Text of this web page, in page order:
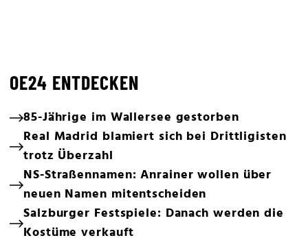
OE24 ENTDECKEN
85-Jährige im Wallersee gestorben
Real Madrid blamiert sich bei Drittligisten
trotz Überzahl
NS-Straßennamen: Anrainer wollen über
neuen Namen mitentscheiden
Salzburger Festspiele: Danach werden die
Kostüme verkauft